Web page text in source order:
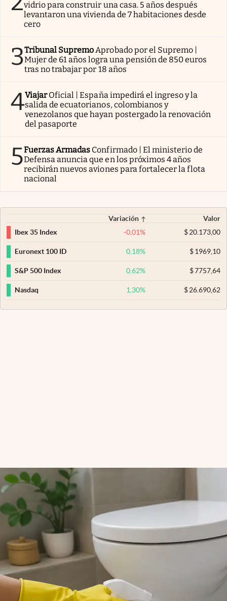
vidrio para construir una casa. 5 años después
levantaron una vivienda de 7 habitaciones desde
cero
3Tribunal Supremo Aprobado por el Supremo |
Mujer de 61 años logra una pensión de 850 euros
tras no trabajar por 18 años
4Viajar Oficial | España impedirá el ingreso y la
salida de ecuatorianos, colombianos y
venezolanos que hayan postergado la renovación
del pasaporte
5Fuerzas Armadas Confirmado | El ministerio de
Defensa anuncia que en los próximos 4 años
recibirán nuevos aviones para fortalecer la flota
nacional
Variación
Valor
Ibex 35 Index
-0,01% $20.173,00
Euronext 100 ID 0,18% $1969,10
S&P 500 Index 0,62% $7757,64
Nasdaq 1,30% $26.690,62